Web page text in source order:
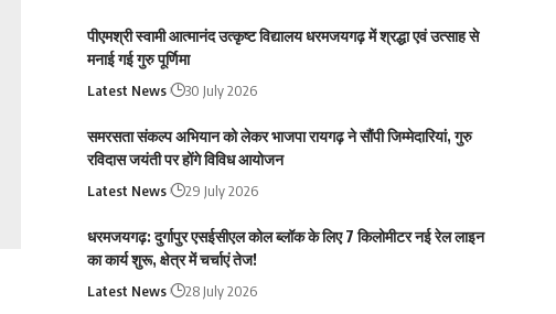
पीएमश्री स्वामी आत्मानंद उत्कृष्ट विद्यालय धरमजयगढ़ में श्रद्धा एवं उत्साह से
मनाई गई गुरु पूर्णिमा
Latest News 30 July 2026
समरसता संकल्प अभियान को लेकर भाजपा रायगढ़ ने सौंपी जिम्मेदारियां, गुरु
रविदास जयंती पर होंगे विविध आयोजन
Latest News 29 July 2026
धरमजयगढ़: दुर्गापुर एसईसीएल कोल ब्लॉक के लिए 7 किलोमीटर नई रेल लाइन
का कार्य शुरू, क्षेत्र में चर्चाएं तेज!
Latest News 28 July 2026